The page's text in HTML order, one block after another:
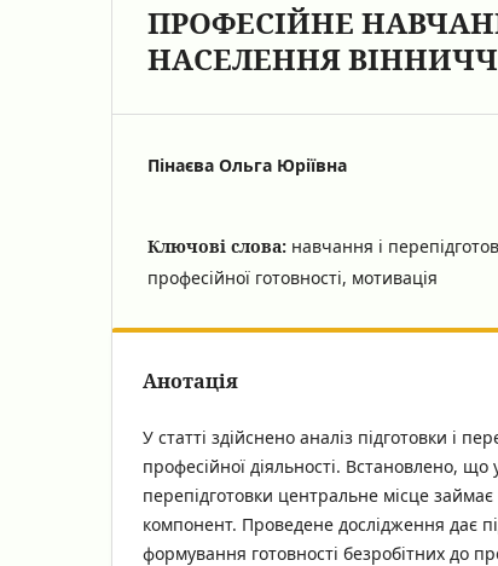
ПРОФЕСІЙНЕ
НАСЕЛЕННЯ
Пінаєва Ольга Юріївна
Ключові слова: навчання і
професійної готовності, мотивація
Анотація
У статті здійснено аналіз підготовки і
професійної діяльності. Встановлено, що
перепідготовки центральне місце
компонент. Проведене дослідження дає
формування готовності безробітних до